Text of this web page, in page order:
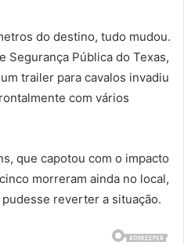
do destino, tudo mudou.
Segurança Pública do Texas,
trailer para cavalos invadiu
com vários
que capotou com o impacto
morreram ainda no local,
reverter a situação.